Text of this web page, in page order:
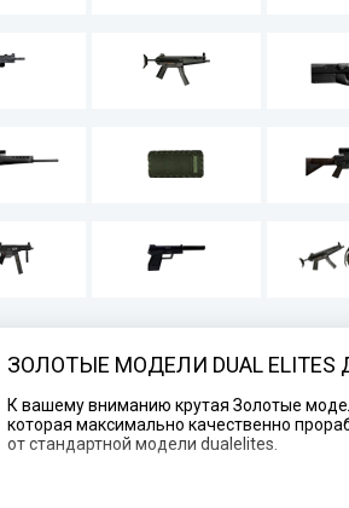
ЗОЛОТЫЕ МОДЕЛИ DUAL ELITES
К вашему вниманию крутая Золотые
которая максимально качественно
от стандартной модели dualelites.